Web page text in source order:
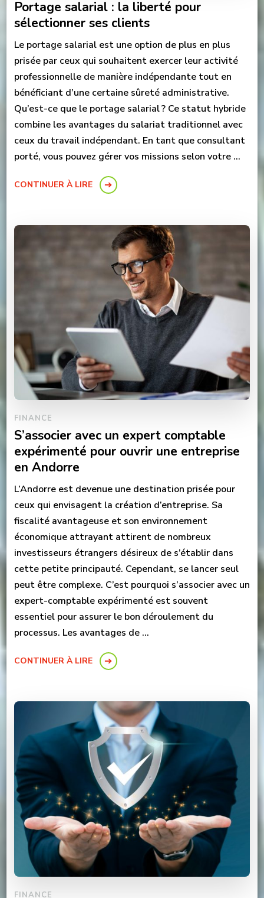
Portage salarial : la liberté pour
sélectionner ses clients
Le portage salarial est une option de plus en plus
prisée par ceux qui souhaitent exercer leur activité
professionnelle de manière indépendante tout en
bénéficiant d’une certaine sûreté administrative.
Qu’est-ce que le portage salarial ? Ce statut hybride
combine les avantages du salariat traditionnel avec
ceux du travail indépendant. En tant que consultant
porté, vous pouvez gérer vos missions selon votre …
CONTINUER À LIRE
FINANCE
S’associer avec un expert comptable
expérimenté pour ouvrir une entreprise
en Andorre
L’Andorre est devenue une destination prisée pour
ceux qui envisagent la création d’entreprise. Sa
fiscalité avantageuse et son environnement
économique attrayant attirent de nombreux
investisseurs étrangers désireux de s’établir dans
cette petite principauté. Cependant, se lancer seul
peut être complexe. C’est pourquoi s’associer avec un
expert-comptable expérimenté est souvent
essentiel pour assurer le bon déroulement du
processus. Les avantages de …
CONTINUER À LIRE
FINANCE